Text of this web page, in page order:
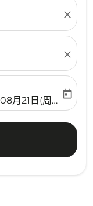
close
close
return-date-
月21日(周五)
today